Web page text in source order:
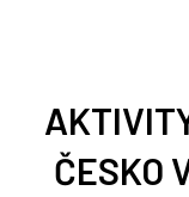
ČESKO